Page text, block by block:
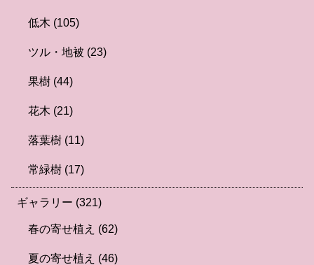
低木 (105)
ツル・地被 (23)
果樹 (44)
花木 (21)
落葉樹 (11)
常緑樹 (17)
ギャラリー (321)
春の寄せ植え (62)
夏の寄せ植え (46)